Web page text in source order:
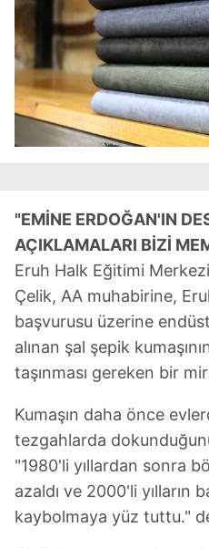
"EMİNE ERDOĞAN'IN
AÇIKLAMALARI BİZİ
Eruh Halk Eğitimi
Çelik, AA muhabirine,
başvurusu üzerine
alınan şal şepik
taşınması gereken bir
Kumaşın daha önce
tezgahlarda
"1980'li yıllardan sonra
azaldı ve 2000'li yılların
kaybolmaya yüz tuttu."